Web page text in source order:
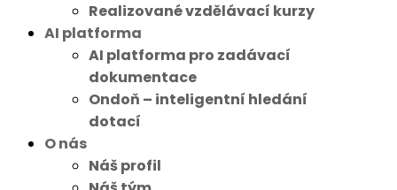
Realizované vzdělávací kurzy
AI platforma
AI platforma pro zadávací
dokumentace
Ondoň – inteligentní hledání
dotací
O nás
Náš profil